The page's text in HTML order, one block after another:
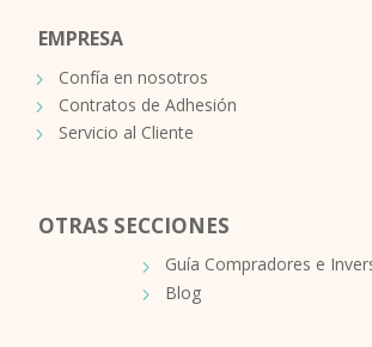
EMPRESA
Confía en nosotros
Contratos de Adhesión
Servicio al Cliente
OTRAS SECCIONES
Guía Compradores e
Blog